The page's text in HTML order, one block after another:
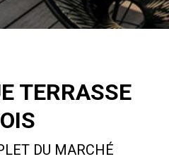
TERRASSE
DU MARCHÉ